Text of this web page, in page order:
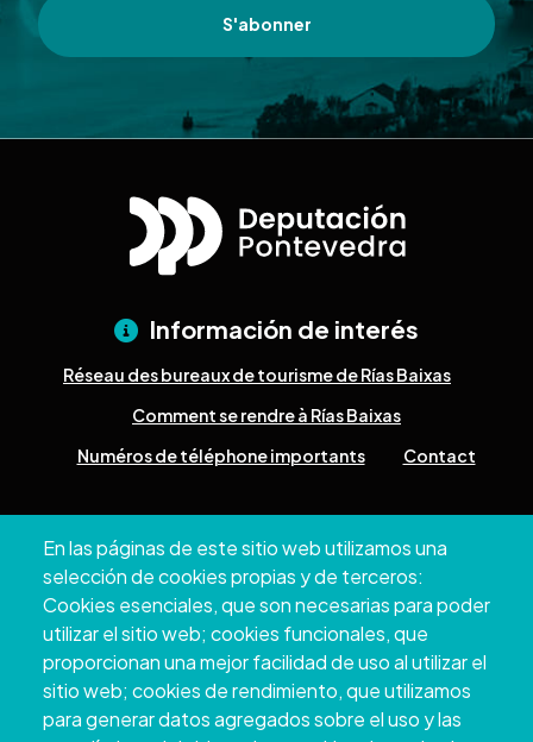
S'abonner
En las páginas de este sitio web utilizamos una
selección de cookies propias y de terceros:
Cookies esenciales, que son necesarias para poder
utilizar el sitio web; cookies funcionales, que
proporcionan una mejor facilidad de uso al utilizar el
sitio web; cookies de rendimiento, que utilizamos
para generar datos agregados sobre el uso y las
Información de interés
Réseau des bureaux de tourisme de Rías Baixas
Comment se rendre à Rías Baixas
Numéros de téléphone importants
Contact
Pontevedra
+34 986 804 100 | +34 986 804 124